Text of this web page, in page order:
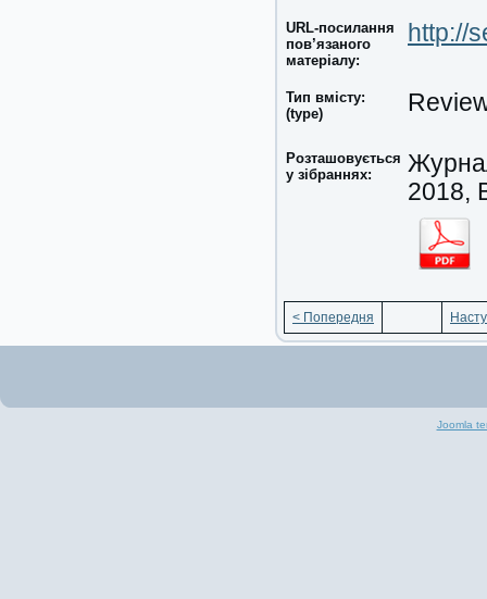
URL-посилання
пов’язаного
матеріалу:
http://
Тип вмісту:
(type)
Розташовується
у зібраннях:
2018,
< Попередня
Joomla